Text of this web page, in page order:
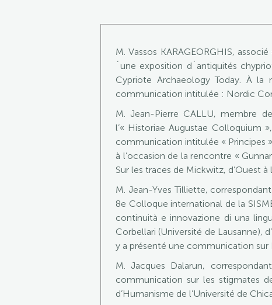
M. Vassos KARAGEORGHIS,
´une exposition d´antiquités
Cypriote Archaeology Today. À
communication intitulée : Nordic
M. Jean-Pierre CALLU, membre
l’« Historiae Augustae Colloquium
communication intitulée « Principes
à l’occasion de la rencontre «
Sur les traces de Mickwitz, d’Ouest
M. Jean-Yves Tilliette,
8e Colloque international de la
continuità e innovazione di una
Corbellari (Université de Lausanne),
y a présenté une communication sur
M. Jacques Dalarun,
communication sur les stigmates
d’Humanisme de l’Université de